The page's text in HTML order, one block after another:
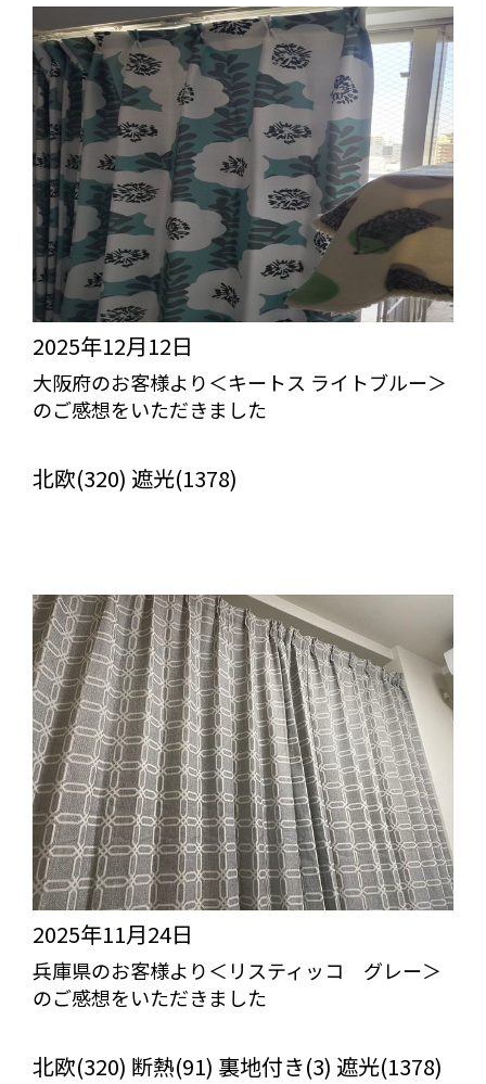
2025年12月12日
大阪府のお客様より＜キートス ライトブルー＞
のご感想をいただきました
北欧(320) 遮光(1378)
2025年11月24日
兵庫県のお客様より＜リスティッコ グレー＞
のご感想をいただきました
北欧(320) 断熱(91) 裏地付き(3) 遮光(1378)